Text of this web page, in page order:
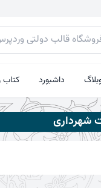
داشبورد
شهرداری